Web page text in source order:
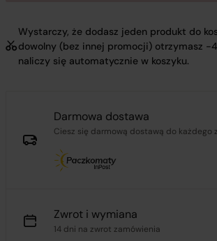
Wystarczy, że dodasz jeden produkt do
dowolny (bez innej promocji) otrzymasz -
naliczy się automatycznie w koszyku.
Darmowa dostawa
Ciesz się darmową dostawą do każdego
Zwrot i wymiana
14 dni na zwrot zamówienia